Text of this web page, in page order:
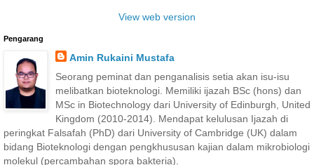
View web version
Pengarang
Amin Rukaini Mustafa
Seorang peminat dan penganalisis setia akan isu-isu
melibatkan bioteknologi. Memiliki ijazah BSc (hons) dan
MSc in Biotechnology dari University of Edinburgh, United
Kingdom (2010-2014). Mendapat kelulusan Ijazah di
peringkat Falsafah (PhD) dari University of Cambridge (UK) dalam
bidang Bioteknologi dengan pengkhususan kajian dalam mikrobiologi
molekul (percambahan spora bakteria).